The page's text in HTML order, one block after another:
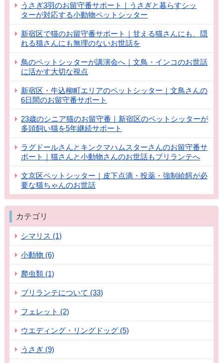
うさぎ3羽のお留守番サポート｜うさぎと暮らすシッ
ターが対応する小動物ペットシッター
新宿区で猫のお留守番サポート｜甘える猫さんにも、隠
れる猫さんにも無理のないお世話を
鳥のペットシッターが講演会へ｜文鳥・インコのお世話
に活かす大切な視点
新宿区・牛込柳町エリアのペットシッター｜文鳥さんの
6日間のお留守番サポート
23歳のシニア猫のお留守番｜新宿区のペットシッターが
多頭飼い猫を5年継続サポート
ラグドールさんとキンクマハムスターさんのお留守番サ
ポート｜猫さんと小動物さんのお世話もブリランテへ
文京区ペットシッター｜皮下点滴・投薬・強制給餌が必
要な猫ちゃんのお世話
カテゴリ
シマリス (1)
小動物 (6)
爬虫類 (1)
ブリランテについて (33)
フェレット (2)
ウエディング・リングドッグ (5)
うさぎ (9)